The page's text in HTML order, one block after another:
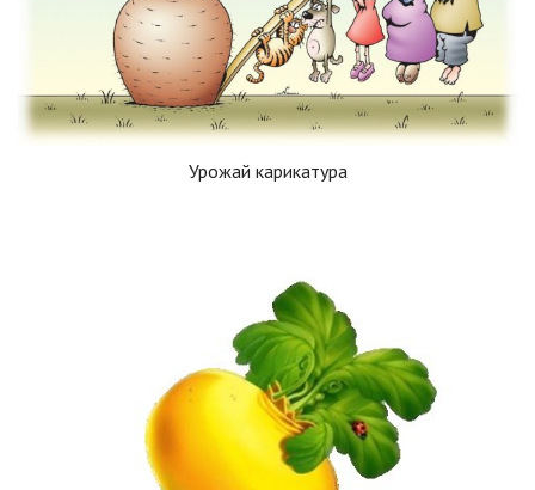
Урожай карикатура